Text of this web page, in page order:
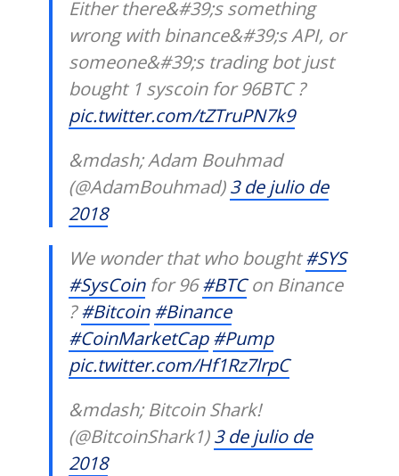
Either there&#39;s something
wrong with binance&#39;s API, or
someone&#39;s trading bot just
bought 1 syscoin for 96BTC ?
pic.twitter.com/tZTruPN7k9
&mdash; Adam Bouhmad
(@AdamBouhmad)3 de julio de
2018
We wonder that who bought#SYS
#SysCoinfor 96#BTCon Binance
?#Bitcoin #Binance
#CoinMarketCap #Pump
pic.twitter.com/Hf1Rz7lrpC
&mdash; Bitcoin Shark!
(@BitcoinShark1)3 de julio de
2018